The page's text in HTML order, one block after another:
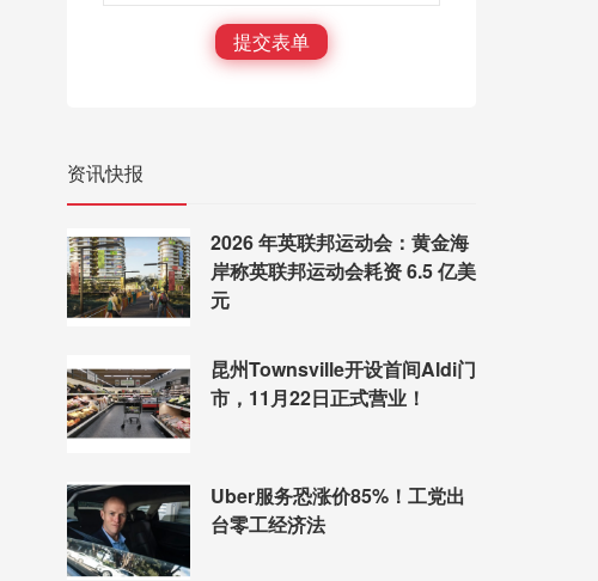
提交表单
资讯快报
2026 年英联邦运动会：黄金海
岸称英联邦运动会耗资 6.5 亿美
元
昆州Townsville开设首间Aldi门
市，11月22日正式营业！
Uber服务恐涨价85%！工党出
台零工经济法